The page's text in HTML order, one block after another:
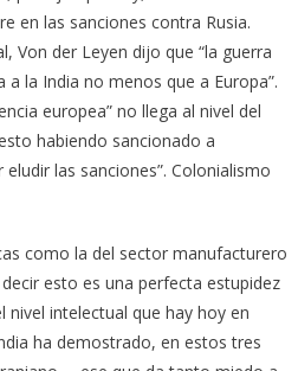
en las sanciones contra Rusia.
Von der Leyen dijo que “la guerra
a la India no menos que a Europa”.
europea” no llega al nivel del
habiendo sancionado a
las sanciones”. Colonialismo
como la del sector manufacturero
esto es una perfecta estupidez
intelectual que hay hoy en
ha demostrado, en estos tres